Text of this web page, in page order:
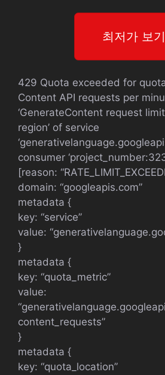
최저가 보기
429 Quota exceeded for
Content API requests per
‘GenerateContent request
region’ of service
consumer
[reason:
domain: “googleapis.com”
metadata {
key: “service”
value:
}
metadata {
key: “quota_metric”
value:
content_requests”
}
metadata {
key: “quota_location”